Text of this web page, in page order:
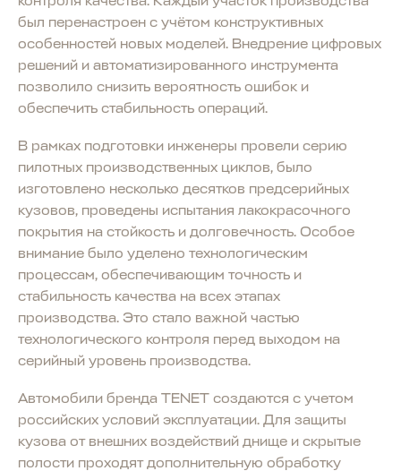
был перенастроен с учётом конструктивных
особенностей новых моделей. Внедрение цифровых
решений и автоматизированного инструмента
позволило снизить вероятность ошибок и
обеспечить стабильность операций.
В рамках подготовки инженеры провели серию
пилотных производственных циклов, было
изготовлено несколько десятков предсерийных
кузовов, проведены испытания лакокрасочного
покрытия на стойкость и долговечность. Особое
внимание было уделено технологическим
процессам, обеспечивающим точность и
стабильность качества на всех этапах
производства. Это стало важной частью
технологического контроля перед выходом на
серийный уровень производства.
Автомобили бренда TENET создаются с учетом
российских условий эксплуатации. Для защиты
кузова от внешних воздействий днище и скрытые
полости проходят дополнительную обработку